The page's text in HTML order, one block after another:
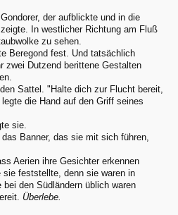
der aufblickte und in die
In westlicher Richtung am Fluß
zu sehen.
Beregond fest. Und tatsächlich
zwei Dutzend berittene Gestalten
Sattel. "Halte dich zur Flucht bereit,
die Hand auf den Griff seines
sie.
Banner, das sie mit sich führen,
Aerien ihre Gesichter erkennen
sie feststellte, denn sie waren in
den Südländern üblich waren
Überlebe.